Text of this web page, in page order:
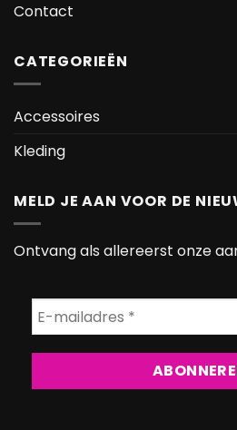
Contact
CATEGORIEËN
Accessoires
Kleding
MELD JE AAN VOOR DE
Ontvang als allereerst onze